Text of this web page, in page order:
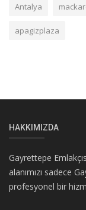
Antalya
apagizplaza
HAKKIMIZDA
Gayrettepe
alanımızı sadece
profesyonel bir